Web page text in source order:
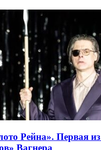
Рейна». Первая